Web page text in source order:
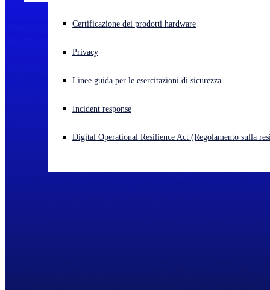
Cyberattacco in corso? Ottieni assistenza immediata
Open language switcher
Certificazione dei prodotti hardware
Privacy
Linee guida per le esercitazioni di sicurezza
Incident response
Digital Operational Resilience Act (Regolamento sulla